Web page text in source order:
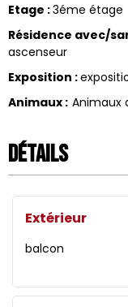
Etage :3éme étage
Résidence avec/
ascenseur
Exposition :
Animaux : Animaux
Détails
Extérieur
balcon